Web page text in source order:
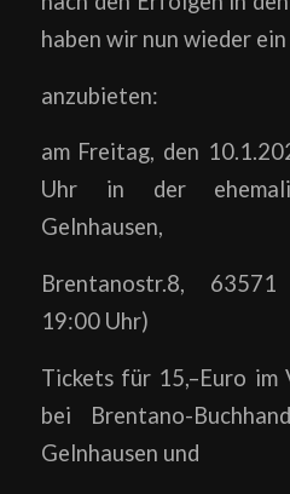
haben wir nun wieder
anzubieten:
am Freitag, den
Uhr in der
Gelnhausen,
Brentanostr.8, 63571
19:00 Uhr)
Tickets für 15,–Euro
bei Brentano-
Gelnhausen und